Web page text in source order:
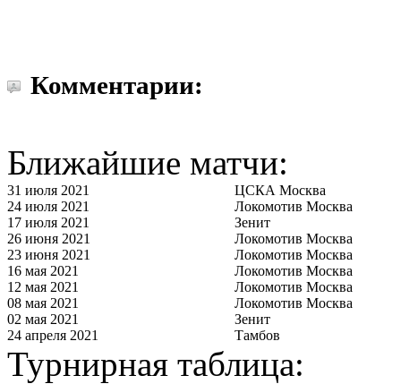
Комментарии:
Ближайшие матчи:
31 июля 2021
ЦСКА Москва
24 июля 2021
Локомотив Москва
17 июля 2021
Зенит
26 июня 2021
Локомотив Москва
23 июня 2021
Локомотив Москва
16 мая 2021
Локомотив Москва
12 мая 2021
Локомотив Москва
08 мая 2021
Локомотив Москва
02 мая 2021
Зенит
24 апреля 2021
Тамбов
Турнирная таблица: